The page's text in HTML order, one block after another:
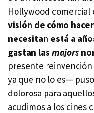
Hollywood comercial
visión de cómo
necesitan está a
gastan las majors
presente
ya que no lo es—
dolorosa para
acudimos a los cines